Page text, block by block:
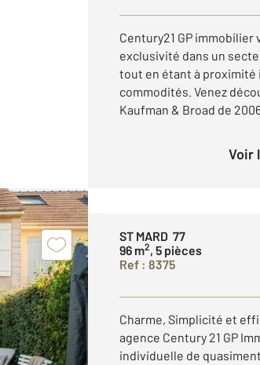
Century21 GP
exclusivité dans un
tout en étant à
commodités. Venez
Kaufman & Broad de
ST MARD 77
96 m2, 5 pièces
Ref : 8375
Charme, Simplicité et
agence Century 21 GP
individuelle de